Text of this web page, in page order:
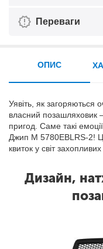
Переваги
ОПИС
Уявіть, як загоряються
власний позашляховик
пригод. Саме такі
Джип M 5780EBLRS-2!
квиток у світ
Дизайн,